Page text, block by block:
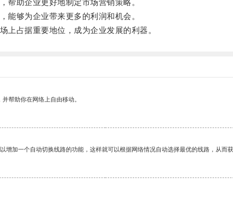
助企业更好地制定市场营销策略。
够为企业带来更多的利润和机会。
占据重要地位，成为企业发展的利器。
帮助你在网络上自由移动。
加一个自动切换线路的功能，这样就可以根据网络情况自动选择最优的线路，从而获